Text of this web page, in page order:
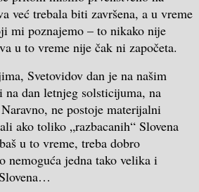
već trebala biti završena, a u vreme
mi poznajemo – to nikako nije
u to vreme nije čak ni započeta.
Svetovidov dan je na našim
dan letnjeg solsticijuma, na
ne postoje materijalni
ako toliko „razbacanih“ Slovena
u to vreme, treba dobro
nemoguća jedna tako velika i